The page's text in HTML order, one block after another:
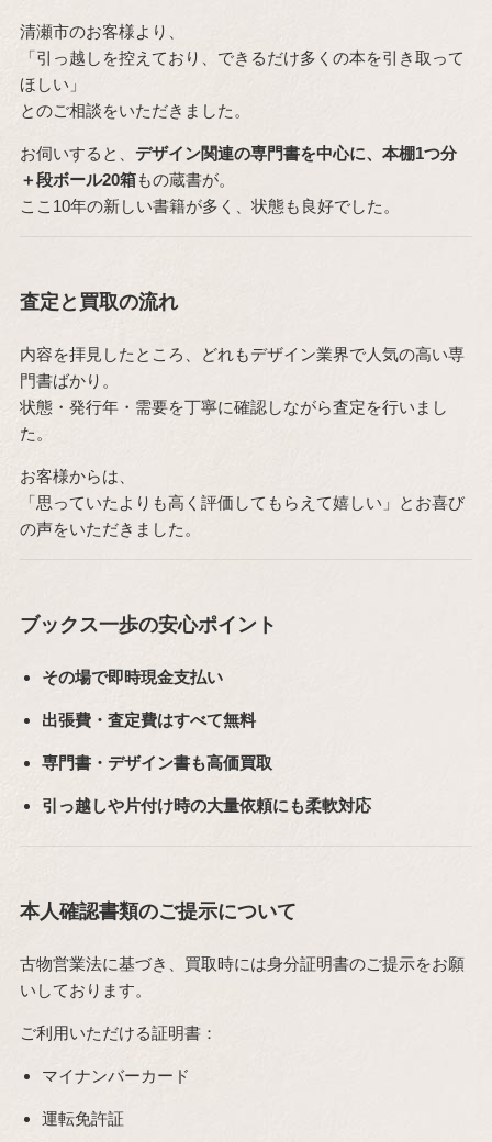
清瀬市のお客様より、
「引っ越しを控えており、できるだけ多くの本を引き取って
ほしい」
とのご相談をいただきました。
お伺いすると、 デザイン関連の専門書を中心に、本棚1つ分
＋段ボール20箱もの蔵書が。
ここ10年の新しい書籍が多く、状態も良好でした。
査定と買取の流れ
内容を拝見したところ、どれもデザイン業界で人気の高い専
門書ばかり。
状態・発行年・需要を丁寧に確認しながら査定を行いまし
た。
お客様からは、
「思っていたよりも高く評価してもらえて嬉しい」とお喜び
の声をいただきました。
ブックス一歩の安心ポイント
その場で即時現金支払い
出張費・査定費はすべて無料
専門書・デザイン書も高価買取
引っ越しや片付け時の大量依頼にも柔軟対応
本人確認書類のご提示について
古物営業法に基づき、買取時には身分証明書のご提示をお願
いしております。
ご利用いただける証明書：
マイナンバーカード
運転免許証